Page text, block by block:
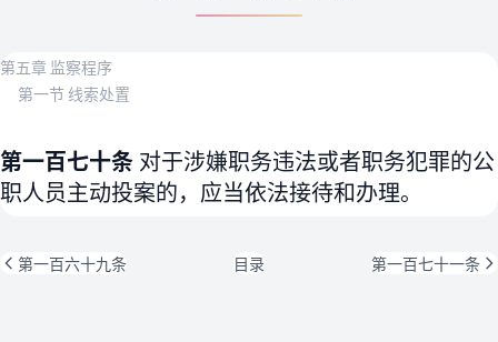
第五章 监察程序
第一节 线索处置
第一百七十条 对于涉嫌职务违法或者职务犯罪的公
职人员主动投案的，应当依法接待和办理。
第一百六十九条 目录 第一百七十一条